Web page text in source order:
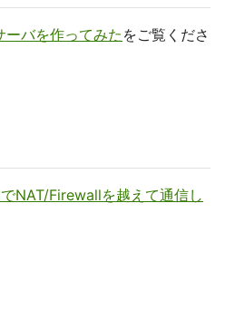
バを作ってみた をご覧くださ
NAT/Firewallを越えて通信し